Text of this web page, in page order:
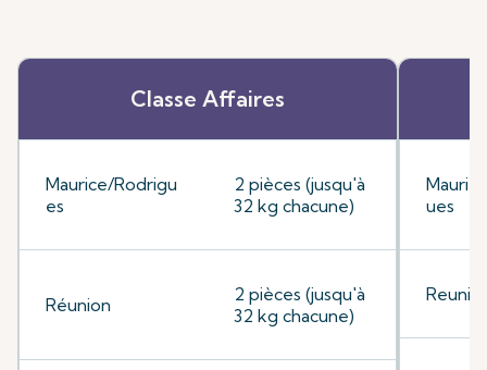
Classe Affaires
Maurice/Rodrigu
es
2 pièces (jusqu'à
32 kg chacune)
Réunion
2 pièces (jusqu'à
32 kg chacune)
ues